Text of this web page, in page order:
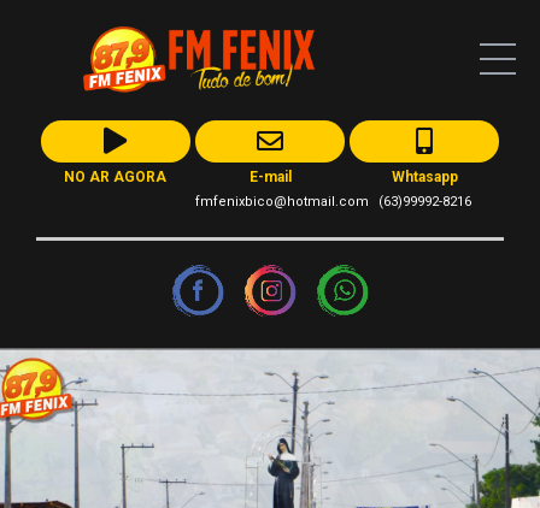
NO AR AGORA E-mail
fmfenixbico@hotmail.com
Whtasapp
(63)99992-8216